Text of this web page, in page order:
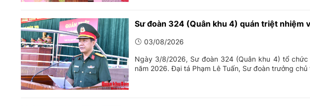
Sư đoàn 324 (Quân khu 4) quán triệt nhiệm
03/08/2026
Ngày 3/8/2026, Sư đoàn 324 (Quân khu 4) tổ
năm 2026. Đại tá Phạm Lê Tuấn, Sư đoàn trưởng